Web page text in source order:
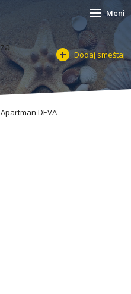
Meni
Dodaj smeštaj
Apartman DEVA